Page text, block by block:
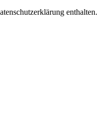
enthalten.